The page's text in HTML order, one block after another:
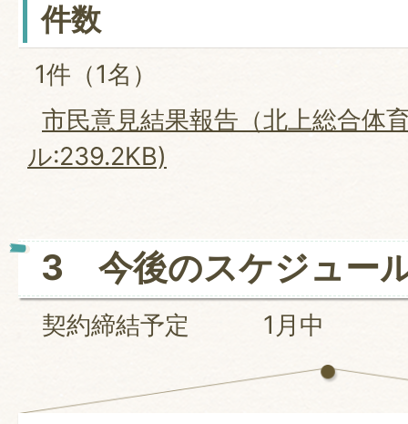
件数
1件（1名）
市民意見結果報告（北上総合体
ル:239.2KB)
3 今後のスケジュー
契約締結予定 1月中